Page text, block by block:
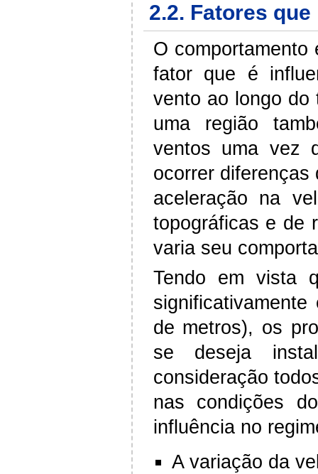
2.2. Fatores
O
fator que é
vento ao longo do
uma região
ventos uma vez
ocorrer
aceleração na
topográficas e de
varia seu
Tendo em vista
de metros), os
se deseja
consideração
nas condições
influência no
A variação da